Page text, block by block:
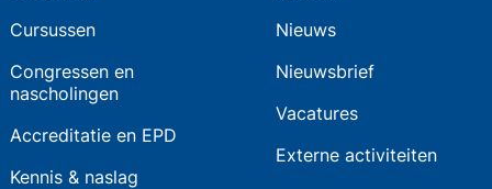
Cursussen
Congressen en
nascholingen
Accreditatie en EPD
Kennis & naslag
Nieuws
Nieuwsbrief
Vacatures
Externe activiteiten